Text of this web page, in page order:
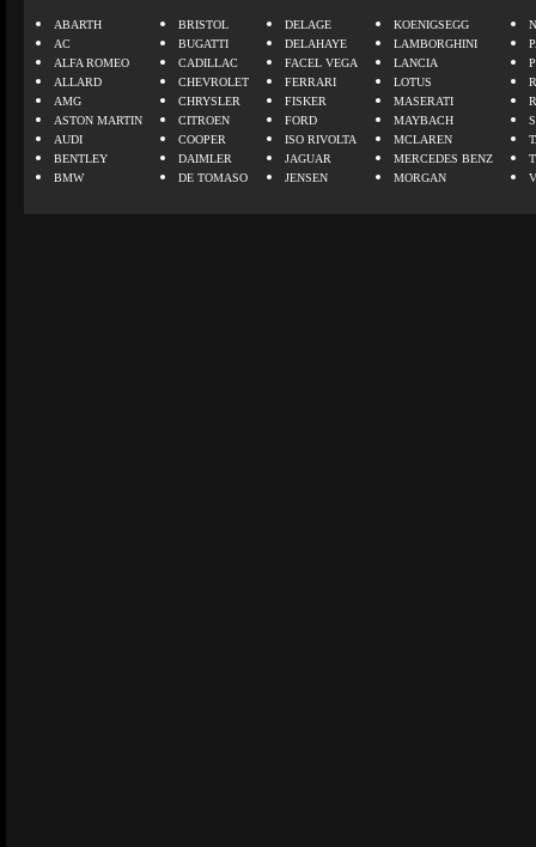
ABARTH
AC
ALFA ROMEO
ALLARD
AMG
ASTON MARTIN
AUDI
BENTLEY
BMW
BRISTOL
BUGATTI
CADILLAC
CHEVROLET
CHRYSLER
CITROEN
COOPER
DAIMLER
DE TOMASO
DELAGE
DELAHAYE
FACEL VEGA
FERRARI
FISKER
FORD
ISO RIVOLTA
JAGUAR
JENSEN
KOENIGSEGG
LAMBORGHINI
LANCIA
LOTUS
MASERATI
MAYBACH
MCLAREN
MERCEDES BENZ
MORGAN